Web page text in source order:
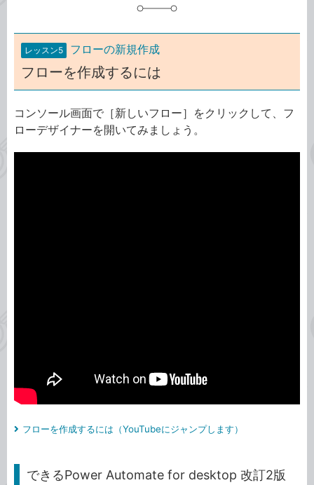
レッスン5 フローの新規作成
フローを作成するには
コンソール画面で［新しいフロー］をクリックして、フ
ローデザイナーを開いてみましょう。
フローを作成するには（YouTubeにジャンプします）
できるPower Automate for desktop 改訂2版